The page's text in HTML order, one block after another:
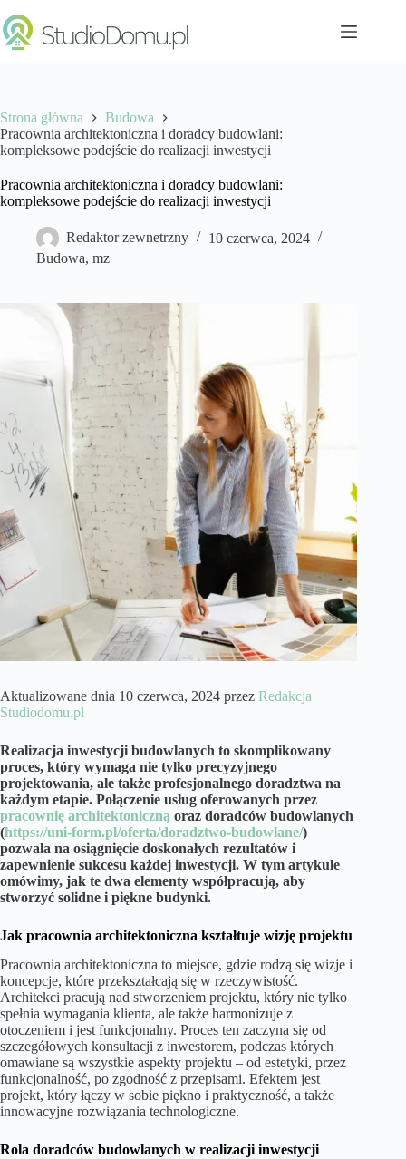
do
treści
Strona główna
Budowa
Pracownia architektoniczna i doradcy budowlani:
kompleksowe podejście do realizacji inwestycji
Pracownia architektoniczna i doradcy budowlani:
kompleksowe podejście do realizacji inwestycji
Redaktor zewnetrzny
10 czerwca, 2024
Budowa, mz
Aktualizowane dnia 10 czerwca, 2024 przez Redakcja
Studiodomu.pl
Realizacja inwestycji budowlanych to skomplikowany
proces, który wymaga nie tylko precyzyjnego
projektowania, ale także profesjonalnego doradztwa na
każdym etapie. Połączenie usług oferowanych przez
pracownię architektoniczną oraz doradców budowlanych
(https://uni-form.pl/oferta/doradztwo-budowlane/)
pozwala na osiągnięcie doskonałych rezultatów i
zapewnienie sukcesu każdej inwestycji. W tym artykule
omówimy, jak te dwa elementy współpracują, aby
stworzyć solidne i piękne budynki.
Jak pracownia architektoniczna kształtuje wizję projektu
Pracownia architektoniczna to miejsce, gdzie rodzą się wizje i
koncepcje, które przekształcają się w rzeczywistość.
Architekci pracują nad stworzeniem projektu, który nie tylko
spełnia wymagania klienta, ale także harmonizuje z
otoczeniem i jest funkcjonalny. Proces ten zaczyna się od
szczegółowych konsultacji z inwestorem, podczas których
omawiane są wszystkie aspekty projektu – od estetyki, przez
funkcjonalność, po zgodność z przepisami. Efektem jest
projekt, który łączy w sobie piękno i praktyczność, a także
innowacyjne rozwiązania technologiczne.
Rola doradców budowlanych w realizacji inwestycji